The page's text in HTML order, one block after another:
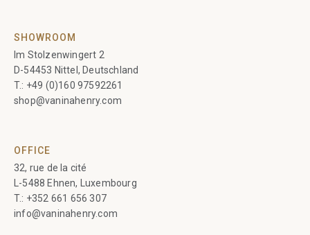
SHOWROOM
Im Stolzenwingert 2
D-54453 Nittel, Deutschland
T.: +49 (0)160 97592261
shop@vaninahenry.com
OFFICE
32, rue de la cité
L-5488 Ehnen, Luxembourg
T.: +352 661 656 307
info@vaninahenry.com